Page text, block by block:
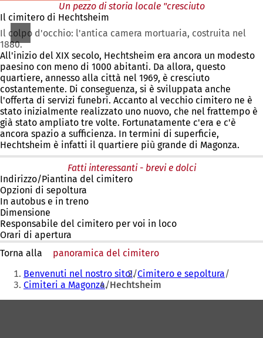
Un pezzo di storia locale "cresciuto
Il cimitero di Hechtsheim
Il colpo d'occhio: l'antica camera mortuaria, costruita nel
1880.
All'inizio del XIX secolo, Hechtsheim era ancora un modesto
paesino con meno di 1000 abitanti. Da allora, questo
quartiere, annesso alla città nel 1969, è cresciuto
costantemente. Di conseguenza, si è sviluppata anche
l'offerta di servizi funebri. Accanto al vecchio cimitero ne è
stato inizialmente realizzato uno nuovo, che nel frattempo è
già stato ampliato tre volte. Fortunatamente c'era e c'è
ancora spazio a sufficienza. In termini di superficie,
Hechtsheim è infatti il quartiere più grande di Magonza.
Fatti interessanti - brevi e dolci
Indirizzo/Piantina del cimitero
Opzioni di sepoltura
In autobus e in treno
Dimensione
Responsabile del cimitero per voi in loco
Orari di apertura
Torna alla
panoramica del cimitero
Siete
qui:
Benvenuti nel nostro sito! Cimitero e sepoltura
Cimiteri a Magonza Hechtsheim